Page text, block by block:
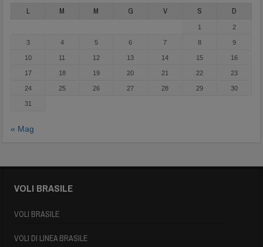
L M M G V S D
1 2
3 4 5 6 7 8 9
10 11 12 13 14 15 16
17 18 19 20 21 22 23
24 25 26 27 28 29 30
31
« Mag
VOLI BRASILE
VOLI BRASILE
VOLI DI LINEA BRASILE